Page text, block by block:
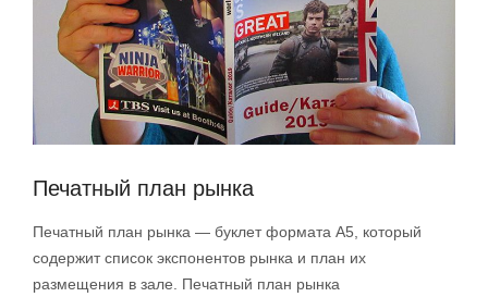
Печатный план рынка
Печатный план рынка — буклет формата А5, который
содержит список экспонентов рынка и план их
размещения в зале. Печатный план рынка